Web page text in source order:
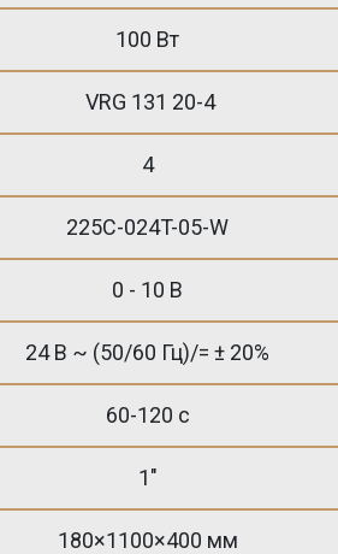
100 Вт
VRG 131 20-4
4
225C-024T-05-W
0 - 10 B
24 В ~ (50/60 Гц)/= ± 20%
60-120 с
1"
180×1100×400 мм